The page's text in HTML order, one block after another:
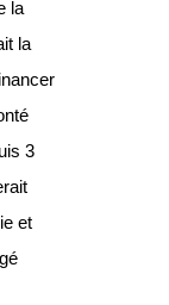
la
la
3
et